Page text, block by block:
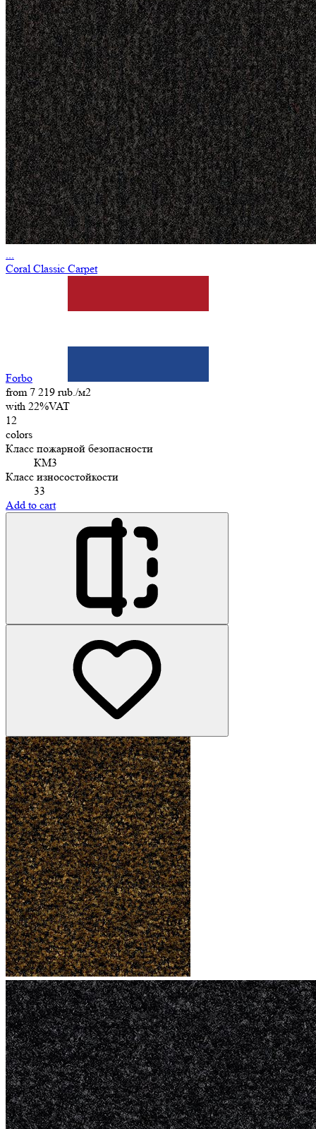
...
Coral Classic Carpet
Forbo
from 7 219 rub./м2
with 22%VAT
12
colors
Класс пожарной безопасности
КМ3
Класс износостойкости
33
Add to cart